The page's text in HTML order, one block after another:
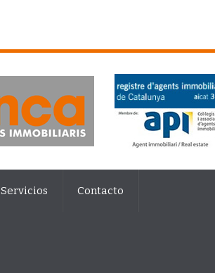
Servicios Contacto